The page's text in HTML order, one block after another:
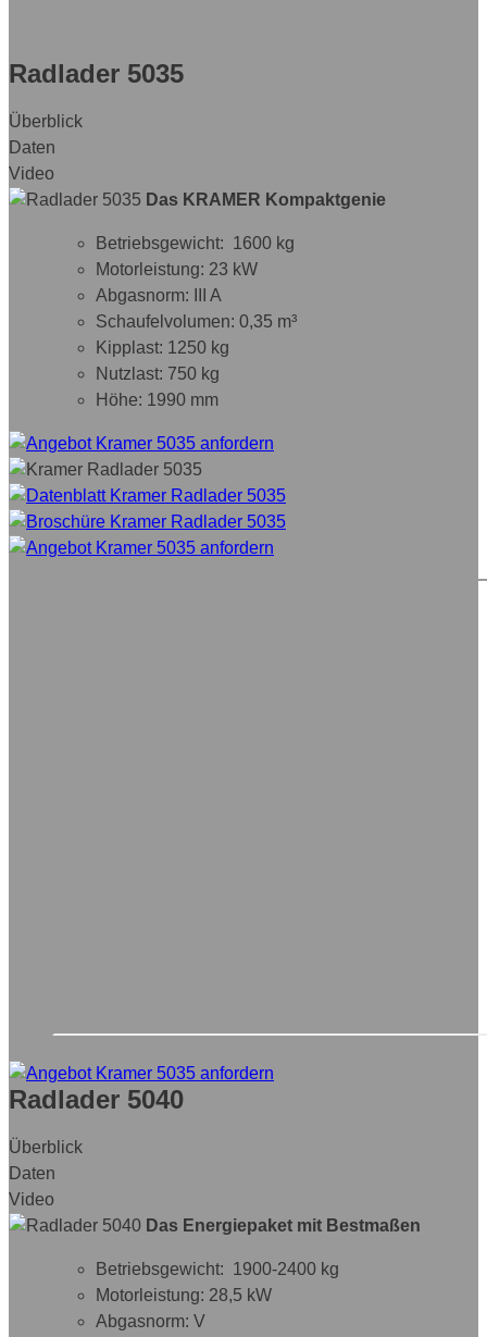
Radlader 5035
Überblick
Daten
Video
Das KRAMER Kompaktgenie
Betriebsgewicht: 1600 kg
Motorleistung: 23 kW
Abgasnorm: III A
Schaufelvolumen: 0,35 m³
Kipplast: 1250 kg
Nutzlast: 750 kg
Höhe: 1990 mm
Radlader 5040
Überblick
Daten
Video
Das Energiepaket mit Bestmaßen
Betriebsgewicht: 1900-2400 kg
Motorleistung: 28,5 kW
Abgasnorm: V